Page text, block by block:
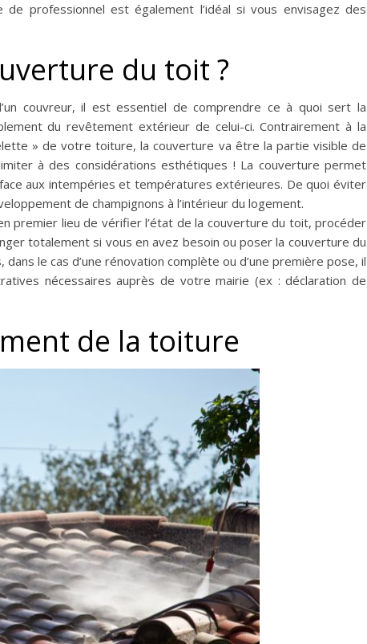
de professionnel est également l’idéal si vous envisagez des
du toit ?
couvreur, il est essentiel de comprendre ce à quoi sert la
du revêtement extérieur de celui-ci. Contrairement à la
» de votre toiture, la couverture va être la partie visible de
à des considérations esthétiques ! La couverture permet
aux intempéries et températures extérieures. De quoi éviter
de champignons à l’intérieur du logement.
premier lieu de vérifier l’état de la couverture du toit, procéder
totalement si vous en avez besoin ou poser la couverture du
le cas d’une rénovation complète ou d’une première pose, il
nécessaires auprès de votre mairie (ex : déclaration de
de la toiture